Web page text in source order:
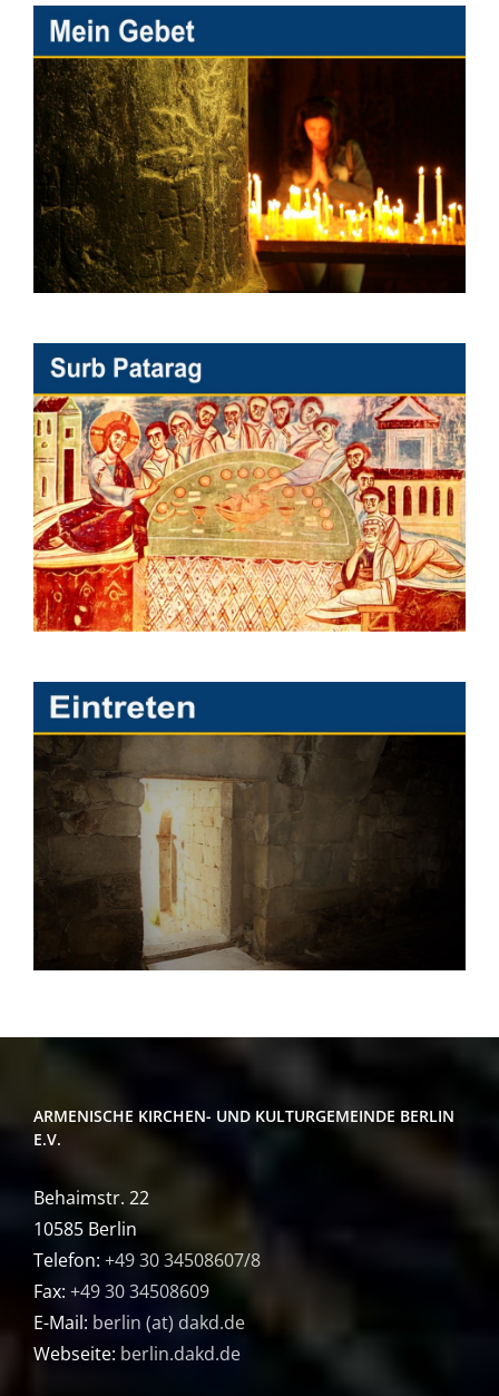
ARMENISCHE KIRCHEN- UND KULTURGEMEINDE BERLIN
E.V.
Behaimstr. 22
10585 Berlin
Telefon: +49 30 34508607/8
Fax: +49 30 34508609
E-Mail: berlin (at) dakd.de
Webseite: berlin.dakd.de